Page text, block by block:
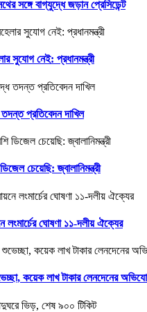
সঙ্গে বাগ্‌যুদ্ধে জড়ান প্রেসিডেন্ট
সুযোগ নেই: প্রধানমন্ত্রী
প্রতিবেদন দাখিল
চেয়েছি: জ্বালানিমন্ত্রী
ঘোষণা ১১-দলীয় ঐক্যের
কয়েক লাখ টাকার লেনদেনের